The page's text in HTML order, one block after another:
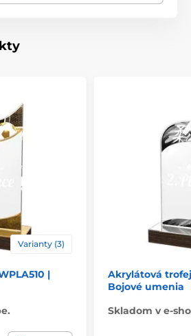
Varianty (3)
|
Akrylátová
Bojové umenia
Skladom v e-